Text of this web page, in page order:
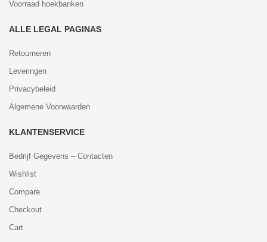
Voorraad hoekbanken
ALLE LEGAL PAGINAS
Retourneren
Leveringen
Privacybeleid
Algemene Voorwaarden
KLANTENSERVICE
Bedrijf Gegevens – Contacten
Wishlist
Compare
Checkout
Cart